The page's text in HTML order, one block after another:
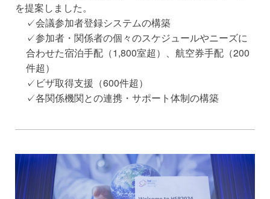
を提案しました。
✓会議参加者登録システムの構築
✓参加者・関係者の個々のスケジュールやニーズに
合わせた宿泊手配（1,800室超）、航空券手配（200
件超）
✓ビザ取得支援（600件超）
✓各関係機関との連携・サポート体制の構築